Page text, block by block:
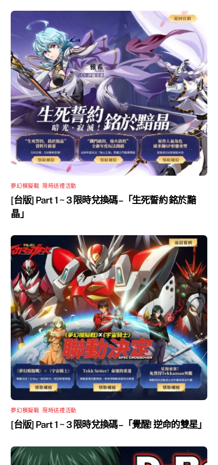
夢幻模擬戰 限時送禮活動
[台版] Part 1 ~ 3 限時兌換碼 –「生死誓約 銘於黯
晶」
夢幻模擬戰 限時送禮活動
[台版] Part 1 ~ 3 限時兌換碼 –「覺醒! 逆命的雙星」